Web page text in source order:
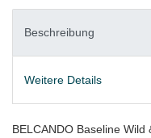
Beschreibung
Weitere Details
BELCANDO Baseline